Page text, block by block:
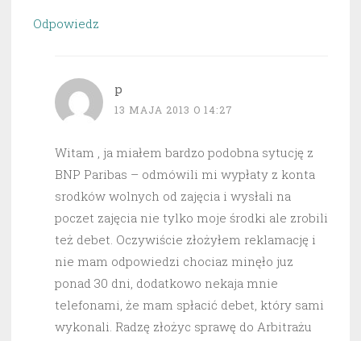
Odpowiedz
p
13 MAJA 2013 O 14:27
Witam , ja miałem bardzo podobna sytucję z
BNP Paribas – odmówili mi wypłaty z konta
srodków wolnych od zajęcia i wysłali na
poczet zajęcia nie tylko moje środki ale zrobili
też debet. Oczywiście złożyłem reklamację i
nie mam odpowiedzi chociaz minęło juz
ponad 30 dni, dodatkowo nekaja mnie
telefonami, że mam spłacić debet, który sami
wykonali. Radzę złożyc sprawę do Arbitrażu